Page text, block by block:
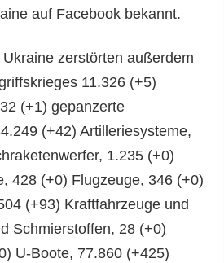
auf Facebook bekannt.
zerstörten außerdem
11.326 (+5)
(+1) gepanzerte
(+42) Artilleriesysteme,
1.235 (+0)
428 (+0) Flugzeuge, 346 (+0)
(+93) Kraftfahrzeuge und
Schmierstoffen, 28 (+0)
U-Boote, 77.860 (+425)